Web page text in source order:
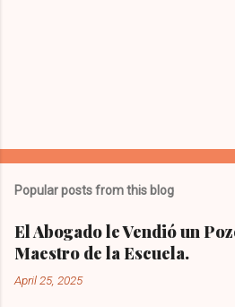
Popular posts from this blog
El Abogado le Vendió un
Maestro de la Escuela.
April 25, 2025